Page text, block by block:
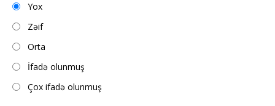
Yox
Zəif
Orta
İfadə olunmuş
Çox ifadə olunmuş